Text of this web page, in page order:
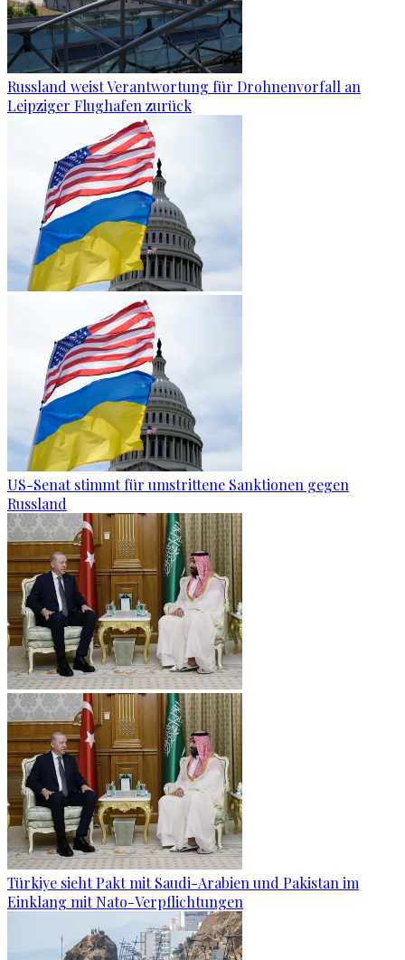
Russland weist Verantwortung für Drohnenvorfall an
Leipziger Flughafen zurück
US-Senat stimmt für umstrittene Sanktionen gegen
Russland
Türkiye sieht Pakt mit Saudi-Arabien und Pakistan im
Einklang mit Nato-Verpflichtungen